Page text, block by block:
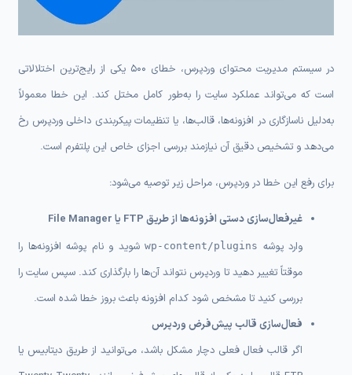
در سیستم مدیریت محتوای وردپرس، خطای 500 یکی از رایج‌ترین اختلالاتی
است که می‌تواند عملکرد سایت را به‌طور کامل مختل کند. این خطا معمولاً
به‌دلیل ناسازگاری در افزونه‌ها، قالب‌ها، یا تنظیمات پیکربندی داخلی وردپرس رخ
می‌دهد و تشخیص دقیق آن نیازمند بررسی اجزای خاص این پلتفرم است.
برای رفع این خطا در وردپرس، مراحل زیر توصیه می‌شود:
غیرفعال‌سازی دستی افزونه‌ها از طریق FTP یا File Manager
وارد پوشهwp-content/pluginsشوید و نام پوشه افزونه‌ها را
موقتاً تغییر دهید تا وردپرس نتواند آن‌ها را بارگذاری کند. سپس سایت را
بررسی کنید تا مشخص شود کدام افزونه باعث بروز خطا شده است.
فعال‌سازی قالب پیش‌فرض وردپرس
اگر قالب فعال فعلی دچار مشکل باشد، می‌توانید از طریق دیتابیس یا